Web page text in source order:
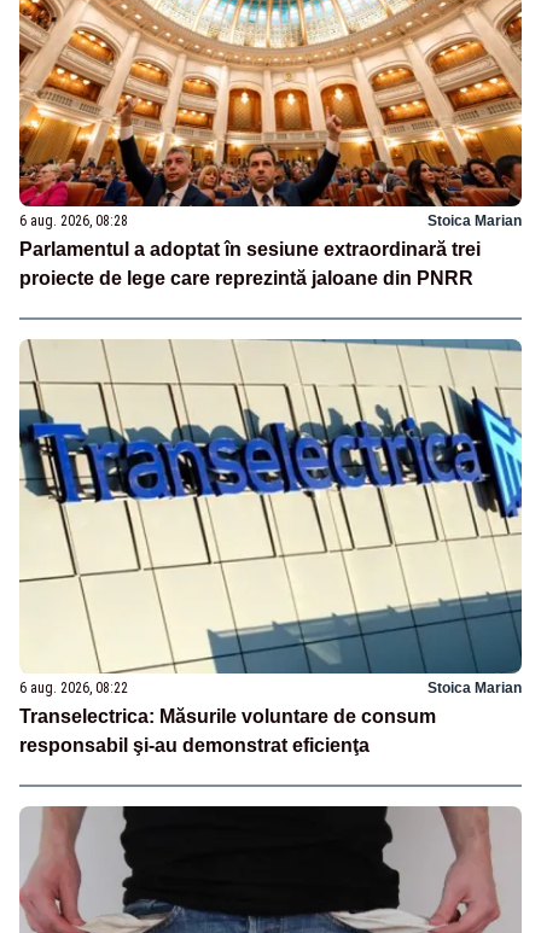
6 aug. 2026, 08:28 Stoica Marian
Parlamentul a adoptat în sesiune extraordinară trei
proiecte de lege care reprezintă jaloane din PNRR
6 aug. 2026, 08:22 Stoica Marian
Transelectrica: Măsurile voluntare de consum
responsabil şi-au demonstrat eficienţa